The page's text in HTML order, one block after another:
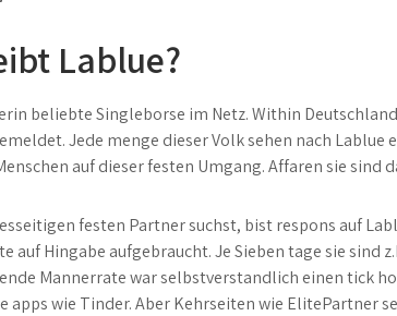
Lablue?
beliebte Singleborse im Netz. Within
Jede menge dieser Volk sehen nach
auf dieser festen Umgang. Affaren sie sind
festen Partner suchst, bist respons auf
auf Hingabe aufgebraucht. Je Sieben tage sie sind
Mannerrate war selbstverstandlich einen tick
wie Tinder. Aber Kehrseiten wie ElitePartner